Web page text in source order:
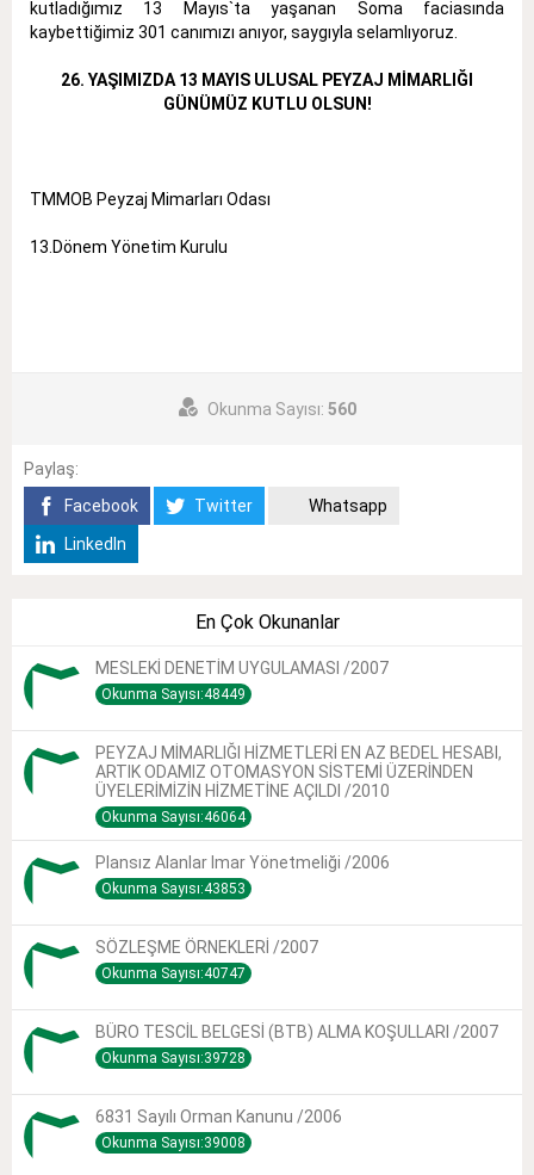
kutladığımız 13 Mayıs`ta yaşanan Soma faciasında
kaybettiğimiz 301 canımızı anıyor, saygıyla selamlıyoruz.
26. YAŞIMIZDA 13 MAYIS ULUSAL PEYZAJ MİMARLIĞI
GÜNÜMÜZ KUTLU OLSUN!
TMMOB Peyzaj Mimarları Odası
13.Dönem Yönetim Kurulu
Okunma Sayısı: 560
Paylaş:
Facebook
Twitter
Whatsapp
LinkedIn
En Çok Okunanlar
MESLEKİ DENETİM UYGULAMASI /2007
Okunma Sayısı:48449
PEYZAJ MİMARLIĞI HİZMETLERİ EN AZ BEDEL HESABI,
ARTIK ODAMIZ OTOMASYON SİSTEMİ ÜZERİNDEN
ÜYELERİMİZİN HİZMETİNE AÇILDI /2010
Okunma Sayısı:46064
Plansız Alanlar Imar Yönetmeliği /2006
Okunma Sayısı:43853
SÖZLEŞME ÖRNEKLERİ /2007
Okunma Sayısı:40747
BÜRO TESCİL BELGESİ (BTB) ALMA KOŞULLARI /2007
Okunma Sayısı:39728
6831 Sayılı Orman Kanunu /2006
Okunma Sayısı:39008